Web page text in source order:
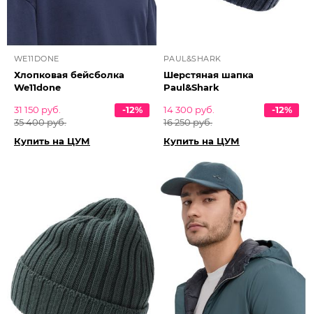
WE11DONE
Хлопковая бейсболка
We11done
31 150 руб.
35 400 руб.
-12%
Купить на ЦУМ
PAUL&SHARK
Шерстяная шапка
Paul&Shark
14 300 руб.
16 250 руб.
-12%
Купить на ЦУМ